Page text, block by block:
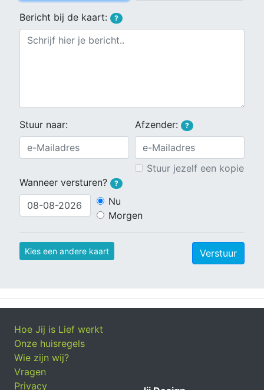
Bericht bij de kaart: ?
Stuur naar: Afzender: ?
Stuur jezelf een kopie
Wanneer versturen?
?
Nu
Morgen
Kies een andere kaart Verstuur
Hoe Jij is Lief werkt
Onze huisregels
Wie zijn wij?
Vragen
Privacy